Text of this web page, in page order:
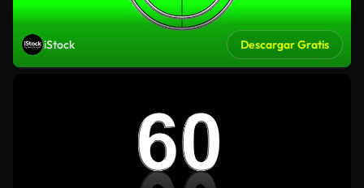
iStock Descargar Gratis